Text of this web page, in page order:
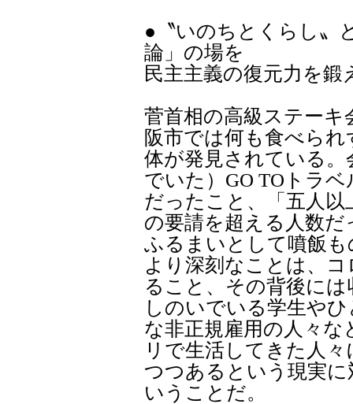
●〝いのちとくらし〟
論」の場を
民主主義の復元力を鍛
菅首相の高級ステー
阪市では何も食べら
体が発見されている
でいた）GO TOトラ
だったこと、「五人
の要請を超える人数
ふるまいとして噴飯
より深刻なことは、
ること、その背後に
しのいでいる学生や
な非正規雇用の人々
リで生活してきた人
つつあるという現実
いうことだ。